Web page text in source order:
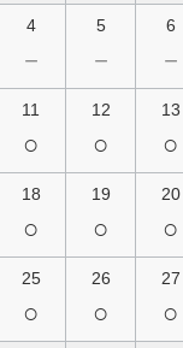
4
－
5
－
6
－
11
○
12
○
13
○
18
○
19
○
20
○
25
○
26
○
27
○